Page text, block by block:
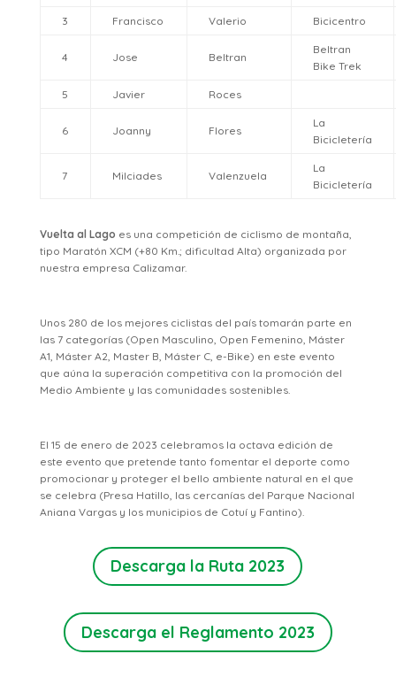
3 Francisco Valerio Bicicentro
4 Jose Beltran
Beltran
Bike Trek
5 Javier Roces
6 Joanny Flores
La
Bicicletería
7 Milciades Valenzuela
La
Bicicletería
Vuelta al Lago es una competición de ciclismo de montaña,
tipo Maratón XCM (+80 Km.; dificultad Alta) organizada por
nuestra empresa Calizamar.
Unos 280 de los mejores ciclistas del país tomarán parte en
las 7 categorías (Open Masculino, Open Femenino, Máster
A1, Máster A2, Master B, Máster C, e-Bike) en este evento
que aúna la superación competitiva con la promoción del
Medio Ambiente y las comunidades sostenibles.
El 15 de enero de 2023 celebramos la octava edición de
este evento que pretende tanto fomentar el deporte como
promocionar y proteger el bello ambiente natural en el que
se celebra (Presa Hatillo, las cercanías del Parque Nacional
Aniana Vargas y los municipios de Cotuí y Fantino).
Descarga la Ruta 2023
Descarga el Reglamento 2023